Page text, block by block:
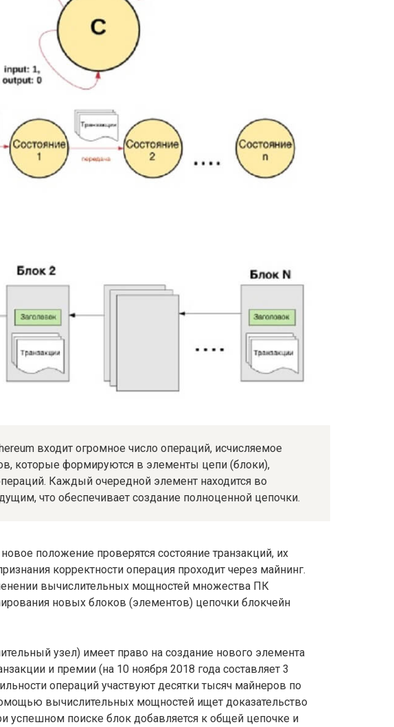
входит огромное число операций, исчисляемое
которые формируются в элементы цепи (блоки),
Каждый очередной элемент находится во
что обеспечивает создание полноценной цепочки.
положение проверятся состояние транзакций, их
корректности операция проходит через майнинг.
вычислительных мощностей множества ПК
новых блоков (элементов) цепочки блокчейн
узел) имеет право на создание нового элемента
и премии (на 10 ноября 2018 года составляет 3
операций участвуют десятки тысяч майнеров по
вычислительных мощностей ищет доказательство
успешном поиске блок добавляется к общей цепочке и